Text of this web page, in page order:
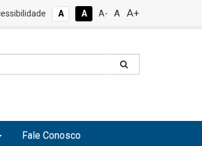
A A A- A A+
Fale Conosco